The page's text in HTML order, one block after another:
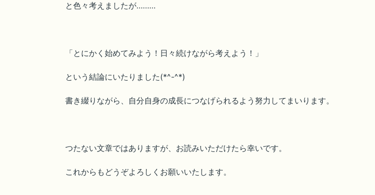
と色々考えましたが………
「とにかく始めてみよう！日々続けながら考えよう！」
という結論にいたりました(*^-^*)
書き綴りながら、自分自身の成長につなげられるよう努力してまいります。
つたない文章ではありますが、お読みいただけたら幸いです。
これからもどうぞよろしくお願いいたします。